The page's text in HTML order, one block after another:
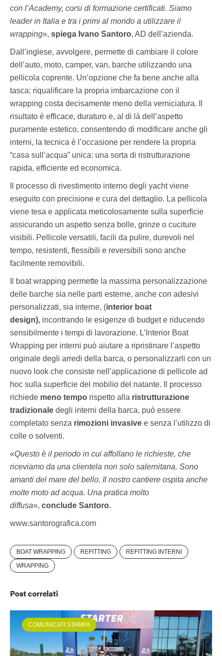
con l’Academy, corsi di formazione certificati. Siamo
leader in Italia e tra i primi al mondo a utilizzare il
wrapping», spiega Ivano Santoro, AD dell’azienda.
Dall’inglese, avvolgere, permette di cambiare il colore
dell’auto, moto, camper, van, barche utilizzando una
pellicola coprente. Un’opzione che fa bene anche alla
tasca: riqualificare la propria imbarcazione con il
wrapping costa decisamente meno della verniciatura. Il
risultato è efficace, duraturo e, al di là dell’aspetto
puramente estetico, consentendo di modificare anche gli
interni, la tecnica è l’occasione per rendere la propria
“casa sull’acqua” unica: una sorta di ristrutturazione
rapida, efficiente ed economica.
Il processo di rivestimento interno degli yacht viene
eseguito con precisione e cura del dettaglio. La pellicola
viene tesa e applicata meticolosamente sulla superficie
assicurando un aspetto senza bolle, grinze o cuciture
visibili. Pellicole versatili, facili da pulire, durevoli nel
tempo, resistenti, flessibili e reversibili sono anche
facilmente removibili.
Il boat wrapping permette la massima personalizzazione
delle barche sia nelle parti esterne, anche con adesivi
personalizzati, sia interne, (interior boat
design), incontrando le esigenze di budget e riducendo
sensibilmente i tempi di lavorazione. L’Interior Boat
Wrapping per interni può aiutare a ripristinare l’aspetto
originale degli arredi della barca, o personalizzarli con un
nuovo look che consiste nell’applicazione di pellicole ad
hoc sulla superficie del mobilio del natante. Il processo
richiede meno tempo rispetto alla ristrutturazione
tradizionale degli interni della barca, può essere
completato senza rimozioni invasive e senza l’utilizzo di
colle o solventi.
«Questo è il periodo in cui affollano le richieste, che
riceviamo da una clientela non solo salernitana. Sono
amanti del mare del bello. Il nostro cantiere ospita anche
molte moto ad acqua. Una pratica molto
diffusa», conclude Santoro.
www.santorografica.com
BOAT WRAPPING REFITTING
REFITTING INTERNI
WRAPPING
Post correlati
COMUNICATI STAMPA